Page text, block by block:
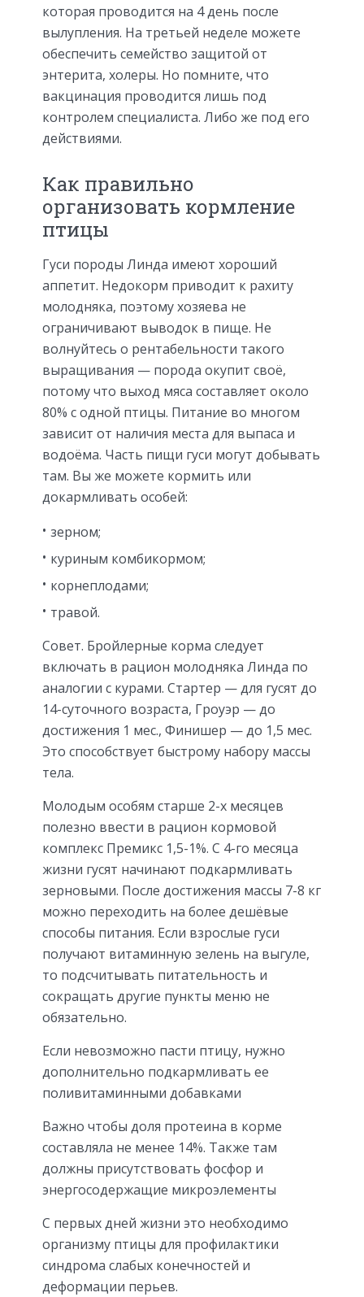
которая проводится на 4 день после
вылупления. На третьей неделе можете
обеспечить семейство защитой от
энтерита, холеры. Но помните, что
вакцинация проводится лишь под
контролем специалиста. Либо же под его
действиями.
Как правильно
организовать кормление
птицы
Гуси породы Линда имеют хороший
аппетит. Недокорм приводит к рахиту
молодняка, поэтому хозяева не
ограничивают выводок в пище. Не
волнуйтесь о рентабельности такого
выращивания — порода окупит своё,
потому что выход мяса составляет около
80% с одной птицы. Питание во многом
зависит от наличия места для выпаса и
водоёма. Часть пищи гуси могут добывать
там. Вы же можете кормить или
докармливать особей:
зерном;
куриным комбикормом;
корнеплодами;
травой.
Совет. Бройлерные корма следует
включать в рацион молодняка Линда по
аналогии с курами. Стартер — для гусят до
14-суточного возраста, Гроуэр — до
достижения 1 мес., Финишер — до 1,5 мес.
Это способствует быстрому набору массы
тела.
Молодым особям старше 2-х месяцев
полезно ввести в рацион кормовой
комплекс Премикс 1,5-1%. С 4-го месяца
жизни гусят начинают подкармливать
зерновыми. После достижения массы 7-8 кг
можно переходить на более дешёвые
способы питания. Если взрослые гуси
получают витаминную зелень на выгуле,
то подсчитывать питательность и
сокращать другие пункты меню не
обязательно.
Если невозможно пасти птицу, нужно
дополнительно подкармливать ее
поливитаминными добавками
Важно чтобы доля протеина в корме
составляла не менее 14%. Также там
должны присутствовать фосфор и
энергосодержащие микроэлементы
С первых дней жизни это необходимо
организму птицы для профилактики
синдрома слабых конечностей и
деформации перьев.